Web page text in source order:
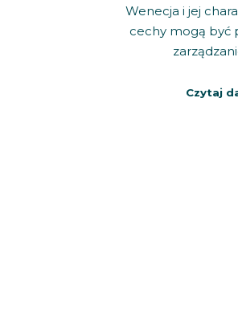
Wenecja i jej
cechy mogą być
Czytaj